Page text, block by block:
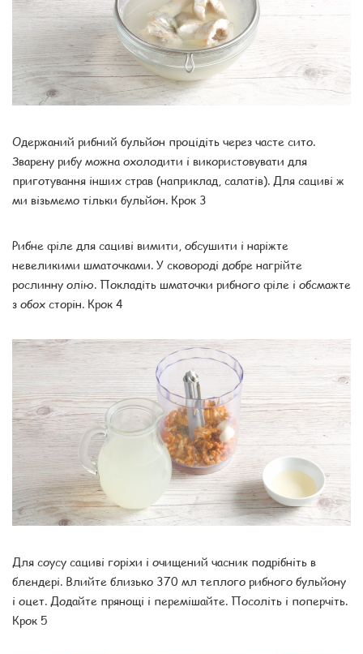
Одержаний рибний бульйон процідіть через часте сито.
Зварену рибу можна охолодити і використовувати для
приготування інших страв (наприклад, салатів). Для сациві ж
ми візьмемо тільки бульйон. Крок 3
Рибне філе для сациві вимити, обсушити і наріжте
невеликими шматочками. У сковороді добре нагрійте
рослинну олію. Покладіть шматочки рибного філе і обсмажте
з обох сторін. Крок 4
Для соусу сациві горіхи і очищений часник подрібніть в
блендері. Влийте близько 370 мл теплого рибного бульйону
і оцет. Додайте прянощі і перемішайте. Посоліть і поперчіть.
Крок 5